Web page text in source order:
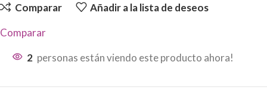
Comparar Añadir a la lista de deseos
Comparar
2 personas están viendo este producto ahora!